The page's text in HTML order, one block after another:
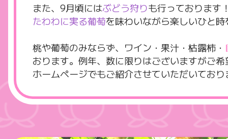
また、9月頃にはぶどう狩りも行っております
たわわに実る葡萄を味わいながら楽しいひと
桃や葡萄のみならず、ワイン・果汁・枯露柿・
おります。例年、数に限りはございますがご
ホームページでもご紹介させていただいており